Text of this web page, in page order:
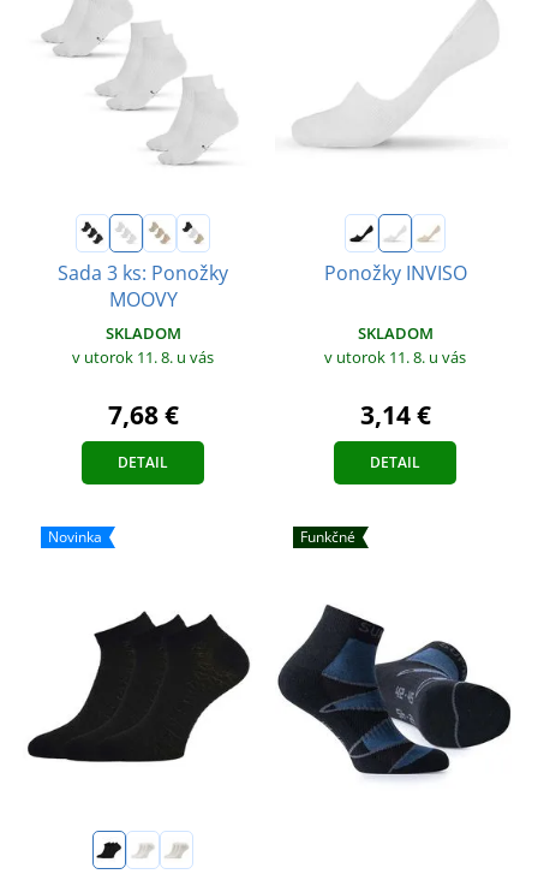
Sada 3 ks: Ponožky
MOOVY
SKLADOM
v utorok 11. 8. u vás
7,68 €
DETAIL
Ponožky INVISO
SKLADOM
v utorok 11. 8. u vás
3,14 €
DETAIL
Novinka Funkčné